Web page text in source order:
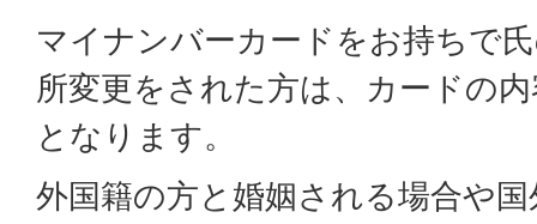
マイナンバーカードをお持ちで
所変更をされた方は、カードの
となります。
外国籍の方と婚姻される場合や